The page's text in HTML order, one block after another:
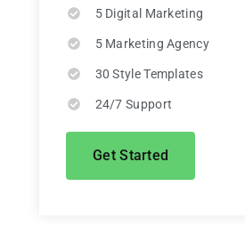
5 Digital Marketing
5 Marketing Agency
30 Style Templates
24/7 Support
Get Started